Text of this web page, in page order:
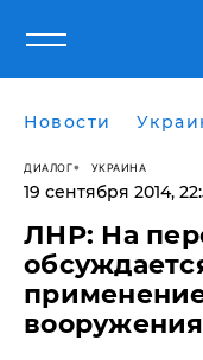
Новости
ДИАЛОГ УКРАИНА
19 сентября 2014,
ЛНР: На
вооружения